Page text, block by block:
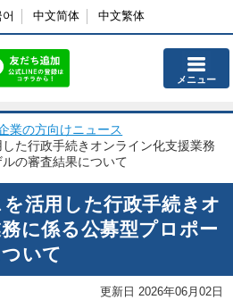
中文简体 中文繁体
メニュー
業の方向けニュース
た行政手続きオンライン化支援業務
の審査結果について
活用した行政手続きオ
に係る公募型プロポー
いて
更新日 2026年06月02日